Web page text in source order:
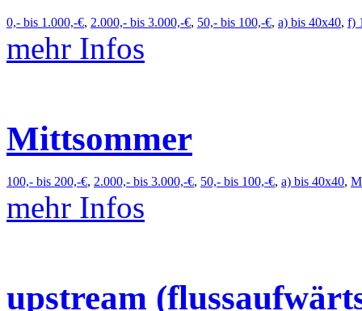
0,- bis 1.000,-€, 2.000,- bis 3.000,-€, 50,- bis 100,-€, a) bis 40x40, f)
mehr Infos
Mittsommer
100,- bis 200,-€, 2.000,- bis 3.000,-€, 50,- bis 100,-€, a) bis 40x40,
mehr Infos
upstream